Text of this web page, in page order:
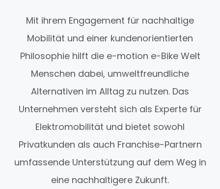
Mit ihrem Engagement für nachhaltige
Mobilität und einer kundenorientierten
Philosophie hilft die e-motion e-Bike Welt
Menschen dabei, umweltfreundliche
Alternativen im Alltag zu nutzen. Das
Unternehmen versteht sich als Experte für
Elektromobilität und bietet sowohl
Privatkunden als auch Franchise-Partnern
umfassende Unterstützung auf dem Weg in
eine nachhaltigere Zukunft.